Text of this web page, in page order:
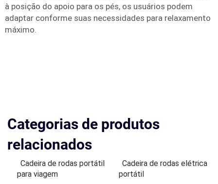
à posição do apoio para os pés, os usuários podem
adaptar conforme suas necessidades para relaxamento
máximo.
Categorias de produtos
relacionados
Cadeira de rodas portátil
para viagem
Cadeira de rodas elétrica
portátil